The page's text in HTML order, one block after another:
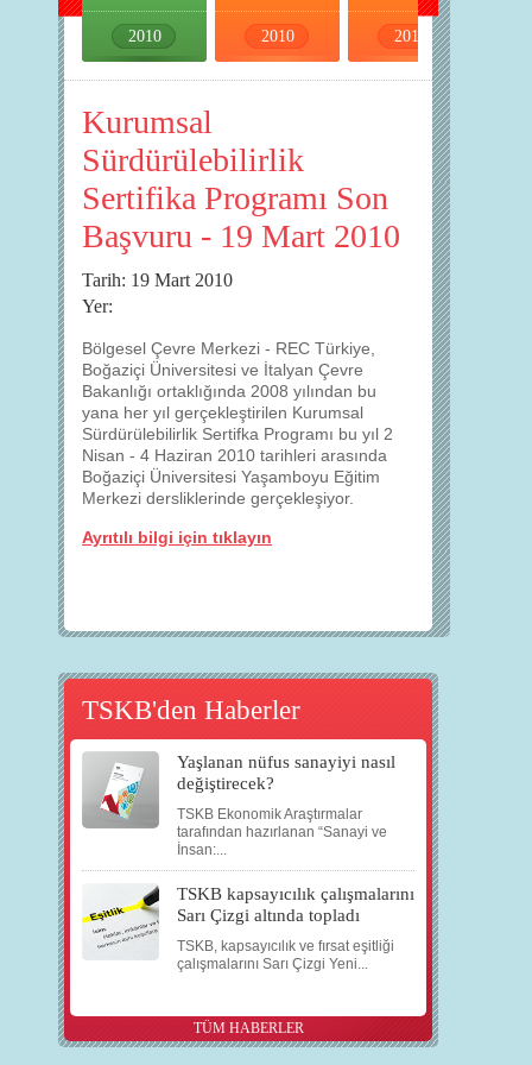
2010 2010 2010
Kurumsal
Sürdürülebilirlik
Sertifika Programı Son
Başvuru - 19 Mart 2010
Tarih: 19 Mart 2010
Yer:
Bölgesel Çevre Merkezi - REC Türkiye,
Boğaziçi Üniversitesi ve İtalyan Çevre
Bakanlığı ortaklığında 2008 yılından bu
yana her yıl gerçekleştirilen Kurumsal
Sürdürülebilirlik Sertifka Programı bu yıl 2
Nisan - 4 Haziran 2010 tarihleri arasında
Boğaziçi Üniversitesi Yaşamboyu Eğitim
Merkezi dersliklerinde gerçekleşiyor.
Ayrıtılı bilgi için tıklayın
TSKB'den Haberler
Yaşlanan nüfus sanayiyi nasıl
değiştirecek?
TSKB Ekonomik Araştırmalar
tarafından hazırlanan “Sanayi ve
İnsan:...
TSKB kapsayıcılık çalışmalarını
Sarı Çizgi altında topladı
TSKB, kapsayıcılık ve fırsat eşitliği
çalışmalarını Sarı Çizgi Yeni...
TÜM HABERLER